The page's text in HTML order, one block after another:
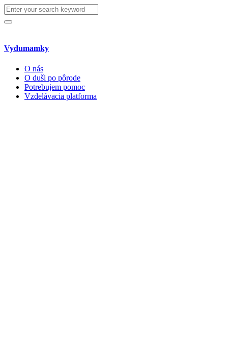
Search
for:
Search
Vydumamky
O nás
O duši po pôrode
Potrebujem pomoc
Vzdelávacia platforma